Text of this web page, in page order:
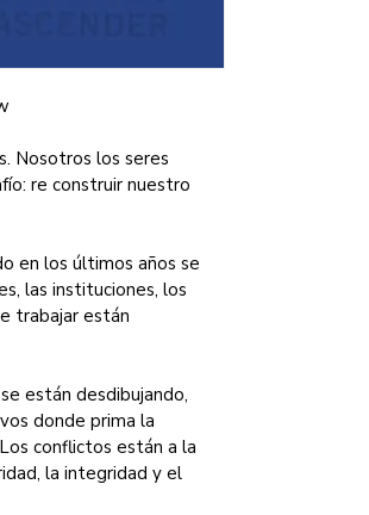
Nosotros los seres
re construir nuestro
en los últimos años se
las instituciones, los
trabajar están
están desdibujando,
donde prima la
conflictos están a la
la integridad y el